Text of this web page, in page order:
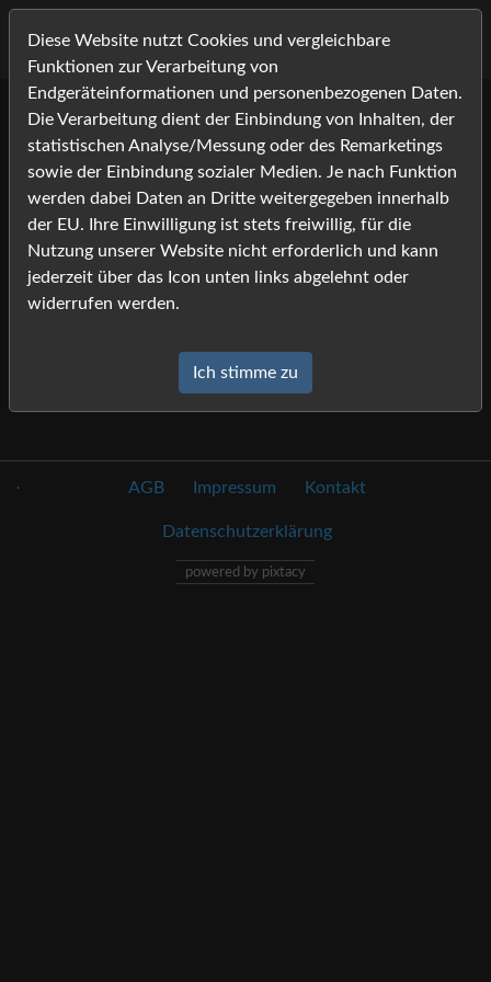
Lightbox
Die Lightbox ist leer.
Diese Website nutzt Cookies und vergleichbare
Funktionen zur Verarbeitung von
Endgeräteinformationen und personenbezogenen Daten.
Die Verarbeitung dient der Einbindung von Inhalten, der
statistischen Analyse/Messung oder des Remarketings
sowie der Einbindung sozialer Medien. Je nach Funktion
werden dabei Daten an Dritte weitergegeben innerhalb
der EU. Ihre Einwilligung ist stets freiwillig, für die
Nutzung unserer Website nicht erforderlich und kann
jederzeit über das Icon unten links abgelehnt oder
widerrufen werden.
Ich stimme zu
. AGB Impressum Kontakt
Datenschutzerklärung
powered by pixtacy